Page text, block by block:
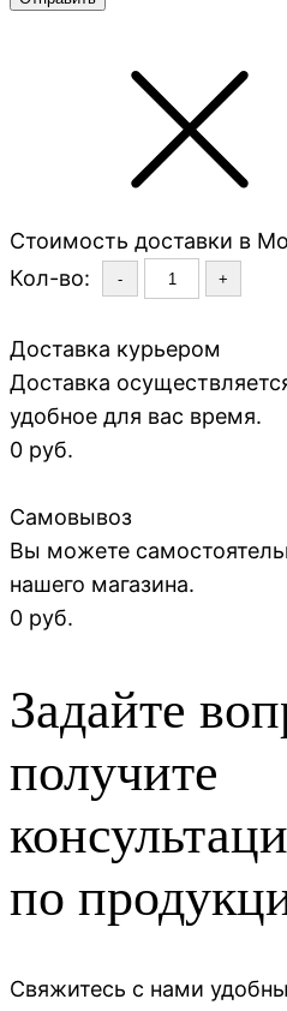
Стоимость доставки в
Кол-во:
- +
Доставка курьером
Доставка
удобное для вас время.
0 руб.
Самовывоз
Вы можете
нашего магазина.
0 руб.
Задайте
получите
по
Свяжитесь с нами